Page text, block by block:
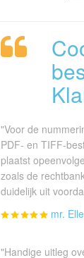
"Voor de
PDF- en TIFF-
plaatst
zoals de
duidelijk uit
mr.
"Handige uitleg